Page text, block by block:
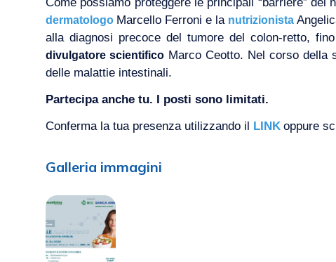
dermatologo Marcello Ferroni e la nutrizionista
alla diagnosi precoce del tumore del colon-retto,
divulgatore scientifico Marco Ceotto. Nel corso della
delle malattie intestinali.
Partecipa anche tu. I posti sono limitati.
Conferma la tua presenza utilizzando il LINK oppure
Galleria immagini